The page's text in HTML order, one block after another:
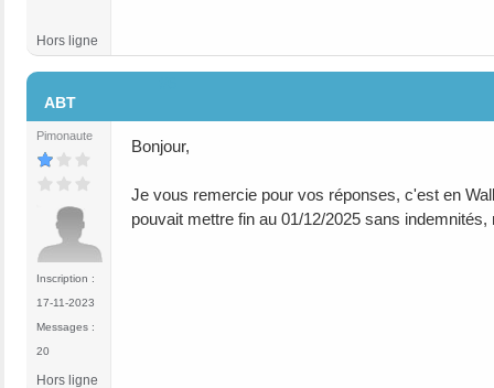
Hors ligne
ABT
Pimonaute
Inscription :
17-11-2023
Messages :
20
Bonjour,
Je vous remercie pour vos réponses, c'est en
pouvait mettre fin au 01/12/2025 sans
Hors ligne